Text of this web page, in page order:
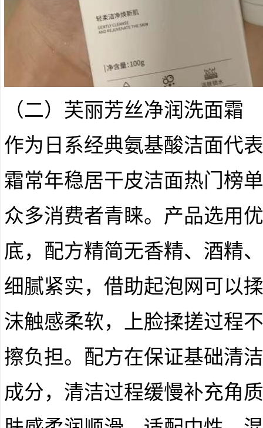
（二）芙丽芳丝净润洗面霜
作为日系经典氨基酸洁面代
霜常年稳居干皮洁面热门榜
众多消费者青睐。产品选用
底，配方精简无香精、酒精
细腻紧实，借助起泡网可以
沫触感柔软，上脸揉搓过程
擦负担。配方在保证基础清
成分，清洁过程缓慢补充角